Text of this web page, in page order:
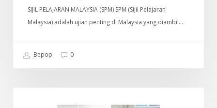
SIJIL PELAJARAN MALAYSIA (SPM) SPM (Sijil Pelajaran
Malaysia) adalah ujian penting di Malaysia yang diambil…
Bepop 0
DOKUMENTARI